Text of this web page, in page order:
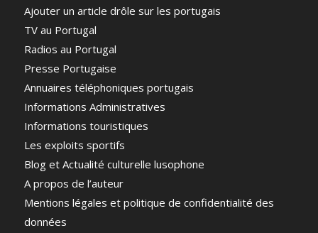
Ajouter un article drôle sur les portugais
TV au Portugal
Radios au Portugal
Presse Portugaise
Annuaires téléphoniques portugais
Informations Administratives
Informations touristiques
Les exploits sportifs
Blog et Actualité culturelle lusophone
A propos de l’auteur
Mentions légales et politique de confidentialité des
données